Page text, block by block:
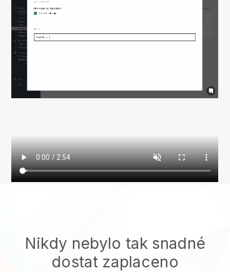
Nikdy nebylo tak snadné
dostat zaplaceno